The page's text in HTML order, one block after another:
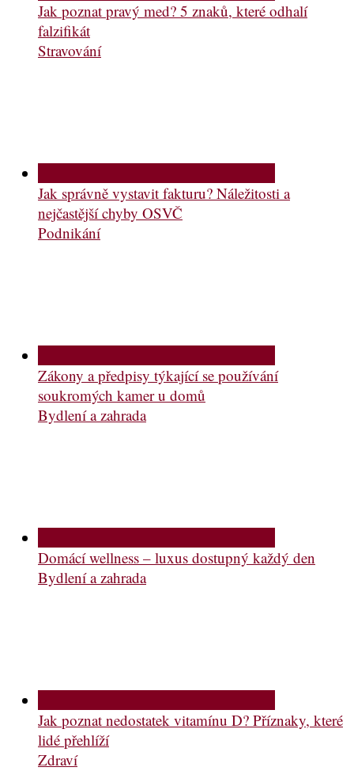
Jak poznat pravý med? 5 znaků, které odhalí
falzifikát
Stravování
Jak správně vystavit fakturu? Náležitosti a
nejčastější chyby OSVČ
Podnikání
Zákony a předpisy týkající se používání
soukromých kamer u domů
Bydlení a zahrada
Domácí wellness – luxus dostupný každý den
Bydlení a zahrada
Jak poznat nedostatek vitamínu D? Příznaky, které
lidé přehlíží
Zdraví